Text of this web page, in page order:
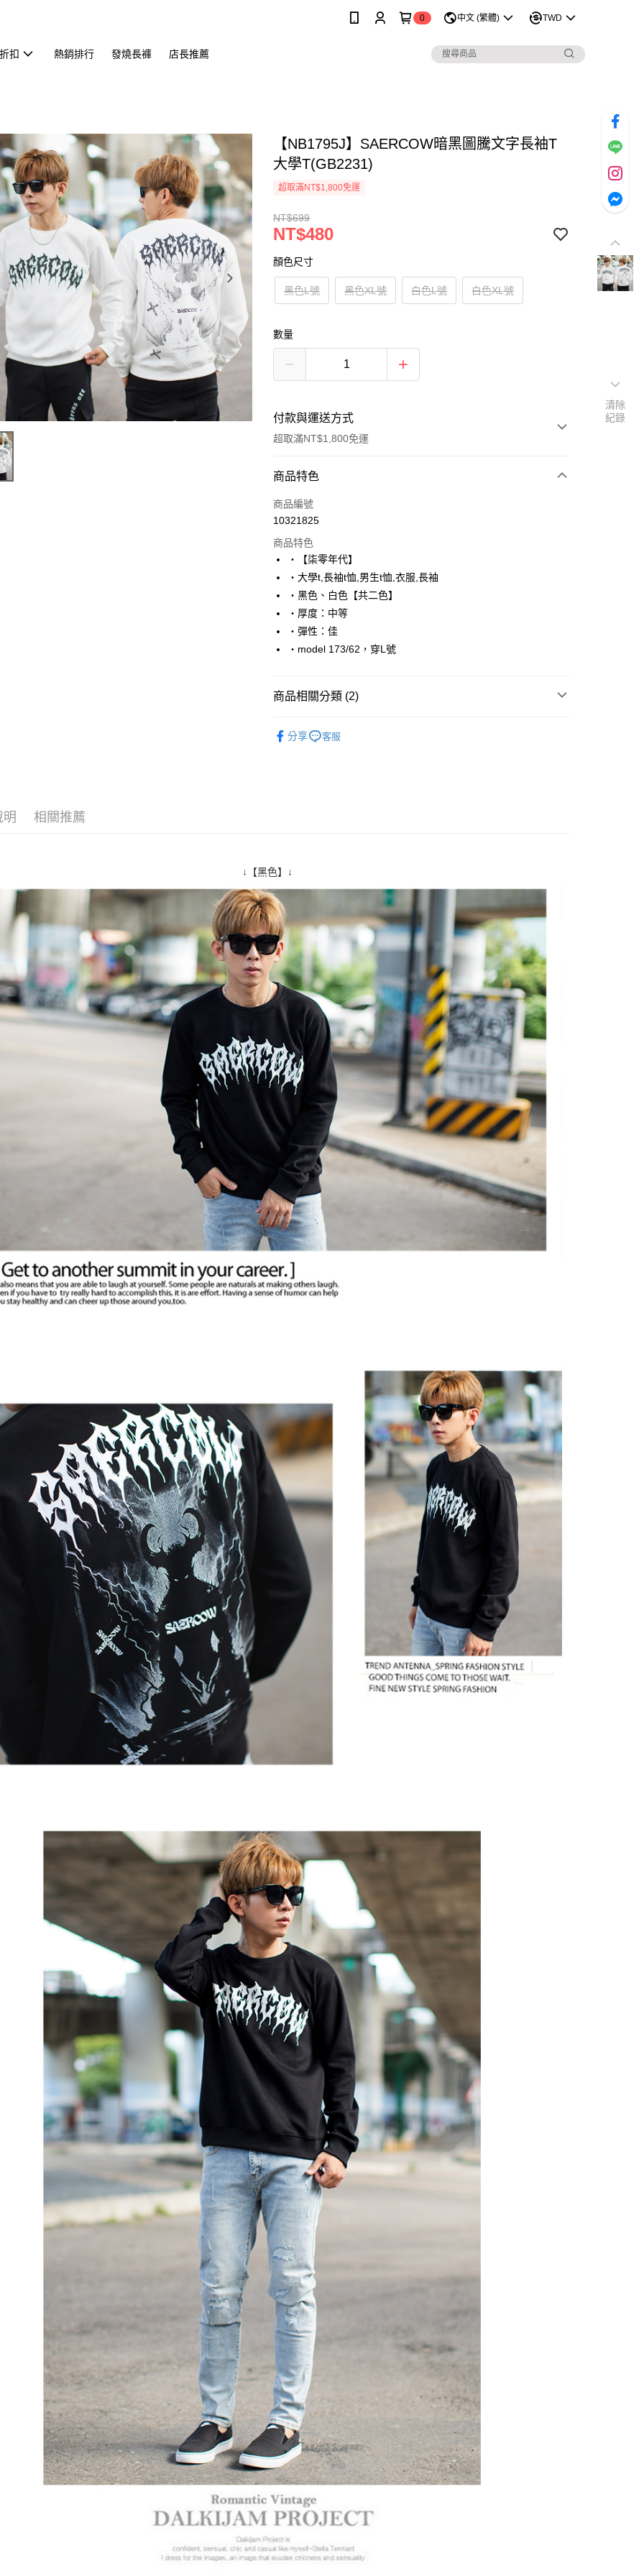
0 中文 (繁體) TWD
扣 熱銷排行 發燒長褲 店長推薦
【NB1795J】SAERCOW暗黑圖騰文字長袖T
大學T(GB2231)
超取滿NT$1,800免運
NT$699
NT$480
顏色尺寸
黑色L號 黑色XL號 白色L號 白色XL號
數量
付款與運送方式
超取滿NT$1,800免運
付款方式
信用卡一次付款
LINE Pay
Apple Pay
街口支付
悠遊付
AFTEE先享後付
相關說明
AFTEE先享後付是「在收到商品之後才付款」的支付方式。 讓您購物簡單
便利好安心！
／ATM／網路銀行／等多元方式進行付款，方視為交易完成。
※ 請注意：結帳手續完成當下不需立刻繳費，但若您需要取消訂單，請聯
絡購買商品的店家。未經商家同意取消之訂單仍視為有效，需透過AFTEE
先享後付繳納相關費用。
※ 交易是否成功請以「AFTEE先享後付 」之結帳頁面顯示為準，若有關於
是否繳費成功／繳費後需取消欲退款等相關疑問，請聯繫「AFTEE先享後
付客戶支援中心」
https://netprotections.freshdesk.com/support/home
【注意事項】
１．透過由恩沛科技股份有限公司提供之「AFTEE先享後付」服務完成之
交易，需依本服務之必要範圍內提供個人資料，並將交易相關給付款項請
求債權轉讓予恩沛科技股份有限公司。
２．關於個人資料處理事宜，請瀏覽以下網址：
https://aftee.tw/terms/#terms3
３．未成年的使用者請事先徵得法定代理人或監護人之同意方可使用
「AFTEE先享後付」，若未經同意申辦者引起之損失，本公司不負相關責
任。
４．使用「AFTEE先享後付」時，將依據個別帳號之用戶狀況，依本公司
即時審查核予不同之上限額度；若仍有額度不足之情形，本公司將視審查
結果請求用戶進行身份認證。
５．嚴禁一人註冊多個帳號或使用他人資訊註冊。若發現惡意使用之情
形，恩沛科技股份有限公司將有權停止該用戶之使用額度並採取法律行
動。
ATM付款
每筆NT$80，滿NT$1,800(含以上)免運費
7-11付款取貨
每筆NT$80，滿NT$1,800(含以上)免運費
先付款後7-11取貨
每筆NT$80，滿NT$1,800(含以上)免運費
宅配
每筆NT$120，滿NT$3,000(含以上)免運費
商品特色
商品編號
10321825
商品特色
‧【柒零年代】
‧大學t,長袖t恤,男生t恤,衣服,長袖
‧黑色、白色【共二色】
‧厚度：中等
‧彈性：佳
‧model 173/62，穿L號
商品相關分類 (2)
分享 客服
明 相關推薦
↓【黑色】↓
清除
紀錄